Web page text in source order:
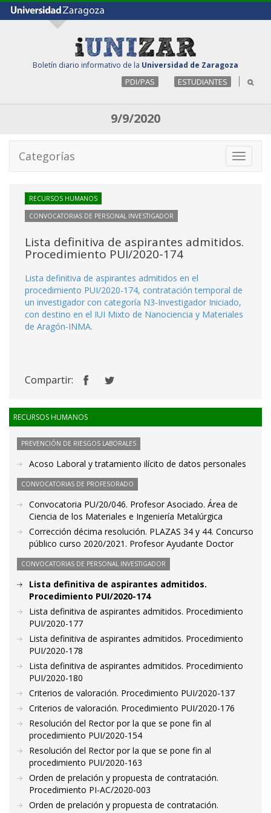
Boletín diario informativo de la Universidad de Zaragoza
PDI/PAS ESTUDIANTES
9/9/2020
Toggle
Categorías
RECURSOS HUMANOS
CONVOCATORIAS DE PERSONAL INVESTIGADOR
Lista definitiva de aspirantes admitidos.
Procedimiento PUI/2020-174
Lista definitiva de aspirantes admitidos en el
procedimiento PUI/2020-174, contratación temporal de
un investigador con categoría N3-Investigador Iniciado,
con destino en el IUI Mixto de Nanociencia y Materiales
de Aragón-INMA.
Compartir:
RECURSOS HUMANOS
PREVENCIÓN DE RIESGOS LABORALES
Acoso Laboral y tratamiento ilícito de datos personales
CONVOCATORIAS DE PROFESORADO
Convocatoria PU/20/046. Profesor Asociado. Área de
Ciencia de los Materiales e Ingeniería Metalúrgica
Corrección décima resolución. PLAZAS 34 y 44. Concurso
público curso 2020/2021. Profesor Ayudante Doctor
CONVOCATORIAS DE PERSONAL INVESTIGADOR
Lista definitiva de aspirantes admitidos.
Procedimiento PUI/2020-174
Lista definitiva de aspirantes admitidos. Procedimiento
PUI/2020-177
Lista definitiva de aspirantes admitidos. Procedimiento
PUI/2020-178
Lista definitiva de aspirantes admitidos. Procedimiento
PUI/2020-180
Criterios de valoración. Procedimiento PUI/2020-137
Criterios de valoración. Procedimiento PUI/2020-176
Resolución del Rector por la que se pone fin al
procedimiento PUI/2020-154
Resolución del Rector por la que se pone fin al
procedimiento PUI/2020-163
Orden de prelación y propuesta de contratación.
Procedimiento PI-AC/2020-003
Orden de prelación y propuesta de contratación.